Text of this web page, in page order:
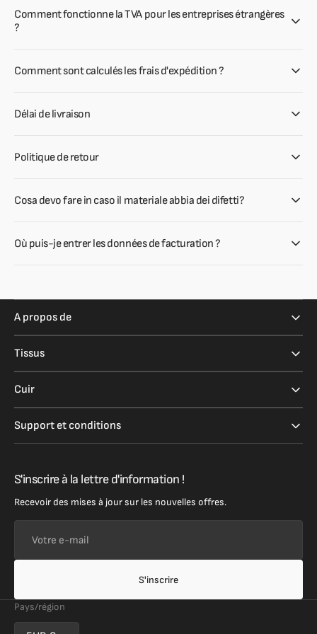
Comment fonctionne la TVA pour les entreprises étrangères
?
Comment sont calculés les frais d'expédition ?
Délai de livraison
Politique de retour
Cosa devo fare in caso il materiale abbia dei difetti?
Où puis-je entrer les données de facturation ?
A propos de
Tissus
Cuir
Support et conditions
S'inscrire à la lettre d'information !
Recevoir des mises à jour sur les nouvelles offres.
mail
S'inscrire
Pays/région